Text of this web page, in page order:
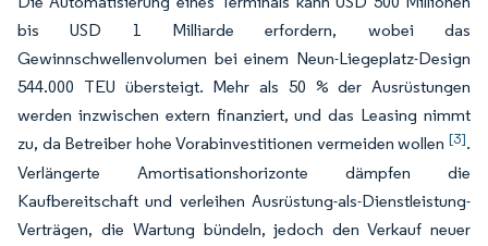
bis USD 1 Milliarde erfordern, wobei das
Gewinnschwellenvolumen bei einem Neun-Liegeplatz-Design
544.000 TEU übersteigt. Mehr als 50 % der Ausrüstungen
werden inzwischen extern finanziert, und das Leasing nimmt
zu, da Betreiber hohe Vorabinvestitionen vermeiden wollen [3].
Verlängerte Amortisationshorizonte dämpfen die
Kaufbereitschaft und verleihen Ausrüstung-als-Dienstleistung-
Verträgen, die Wartung bündeln, jedoch den Verkauf neuer